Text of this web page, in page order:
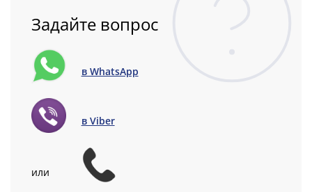
Задайте вопрос
в WhatsApp
в Viber
или